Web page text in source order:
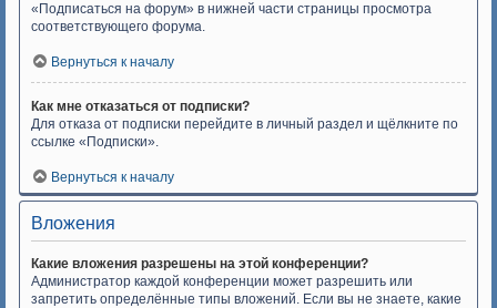
«Подписаться на форум» в нижней части страницы просмотра
соответствующего форума.
Вернуться к началу
Как мне отказаться от подписки?
Для отказа от подписки перейдите в личный раздел и щёлкните по
ссылке «Подписки».
Вернуться к началу
Вложения
Какие вложения разрешены на этой конференции?
Администратор каждой конференции может разрешить или
запретить определённые типы вложений. Если вы не знаете, какие